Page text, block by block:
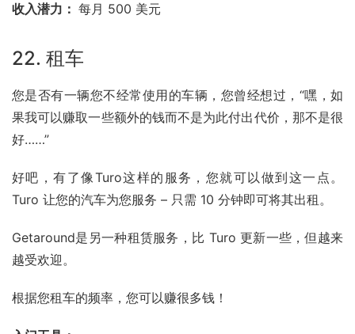
收入潜力： 每月 500 美元
22. 租车
您是否有一辆您不经常使用的车辆，您曾经想过，“嘿，如
果我可以赚取一些额外的钱而不是为此付出代价，那不是很
好……”
好吧，有了像Turo这样的服务，您就可以做到这一点。
Turo 让您的汽车为您服务 – 只需 10 分钟即可将其出租。
Getaround是另一种租赁服务，比 Turo 更新一些，但越来
越受欢迎。
根据您租车的频率，您可以赚很多钱！